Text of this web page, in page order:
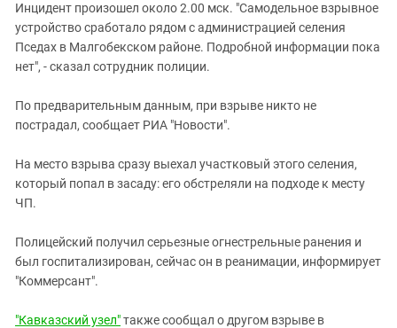
Нагорный Карабах
Российская Федерация
Ростовская область
Северная Осетия - Алания
СКФО
Чечня
Южный Кавказ
ЮФО
Инцидент произошел около 2.00 мск. "Самодельное взрывное
устройство сработало рядом с администрацией селения
Пседах в Малгобекском районе. Подробной информации пока
нет", - сказал сотрудник полиции.
По предварительным данным, при взрыве никто не
пострадал, сообщает РИА "Новости".
На место взрыва сразу выехал участковый этого селения,
который попал в засаду: его обстреляли на подходе к месту
ЧП.
Полицейский получил серьезные огнестрельные ранения и
был госпитализирован, сейчас он в реанимации, информирует
"Коммерсант".
"Кавказский узел"также сообщал о другом взрыве в